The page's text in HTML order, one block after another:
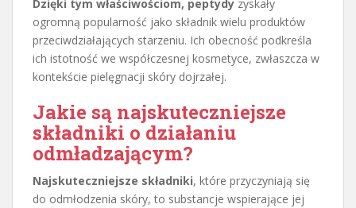
Dzięki tym właściwościom, peptydy zyskały
ogromną popularność jako składnik wielu produktów
przeciwdziałających starzeniu. Ich obecność podkreśla
ich istotność we współczesnej kosmetyce, zwłaszcza w
kontekście pielęgnacji skóry dojrzałej.
Jakie są najskuteczniejsze
składniki o działaniu
odmładzającym?
Najskuteczniejsze składniki, które przyczyniają się
do odmłodzenia skóry, to substancje wspierające jej